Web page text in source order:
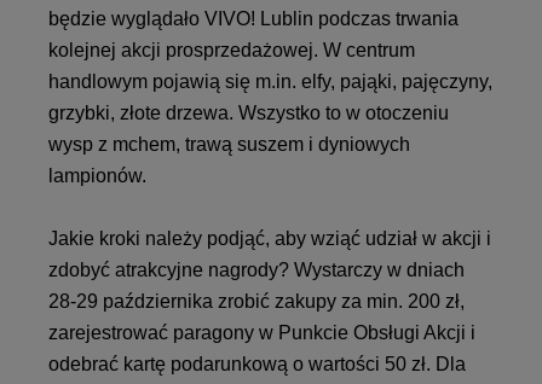
będzie wyglądało VIVO! Lublin podczas trwania
kolejnej akcji prosprzedażowej. W centrum
handlowym pojawią się m.in. elfy, pająki, pajęczyny,
grzybki, złote drzewa. Wszystko to w otoczeniu
wysp z mchem, trawą suszem i dyniowych
lampionów.
Jakie kroki należy podjąć, aby wziąć udział w akcji i
zdobyć atrakcyjne nagrody? Wystarczy w dniach
28-29 października zrobić zakupy za min. 200 zł,
zarejestrować paragony w Punkcie Obsługi Akcji i
odebrać kartę podarunkową o wartości 50 zł. Dla